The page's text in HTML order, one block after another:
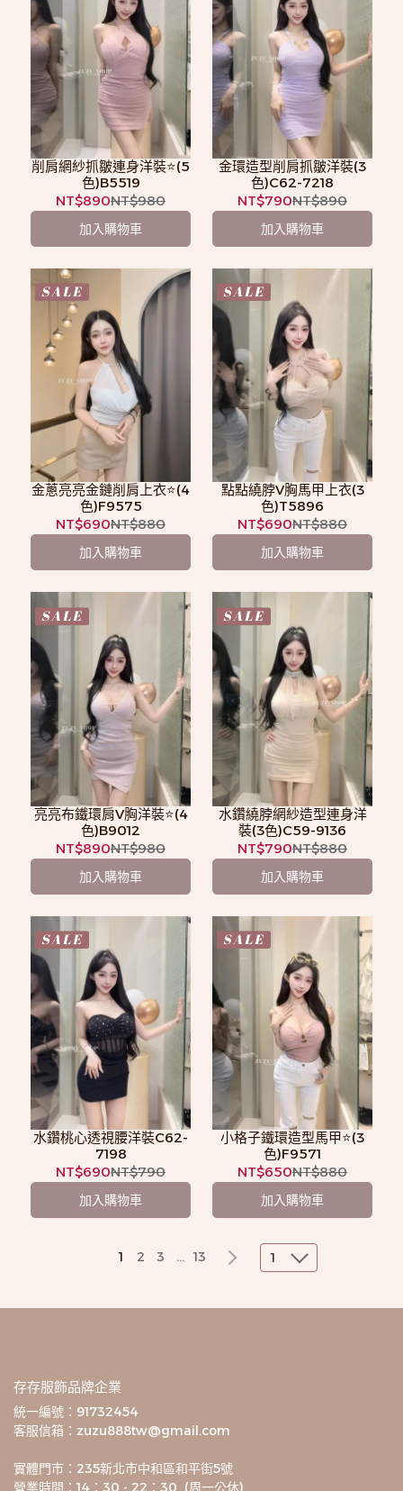
削肩網紗抓皺連身洋裝⭐️(5
色)B5519
NT$890NT$980
加入購物車
金環造型削肩抓皺洋裝(3
色)C62-7218
NT$790NT$890
加入購物車
金蔥亮亮金鏈削肩上衣⭐️(4
色)F9575
NT$690NT$880
加入購物車
點點繞脖V胸馬甲上衣(3
色)T5896
NT$690NT$880
加入購物車
亮亮布鐵環肩V胸洋裝⭐️(4
色)B9012
NT$890NT$980
加入購物車
水鑽繞脖網紗造型連身洋
裝(3色)C59-9136
NT$790NT$880
加入購物車
水鑽桃心透視腰洋裝C62-
7198
NT$690NT$790
加入購物車
小格子鐵環造型馬甲⭐️(3
色)F9571
NT$650NT$880
加入購物車
1 2 3 ... 13 1
存存服飾品牌企業
統一編號：91732454
客服信箱：zuzu888tw@gmail.com
實體門市：235新北市中和區和平街5號
營業時間：14：30 - 22：30  (周一公休)